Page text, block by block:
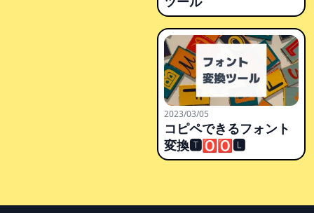
2023/03/05
コピペできるフォント
変換🆃🅾🅾🅻